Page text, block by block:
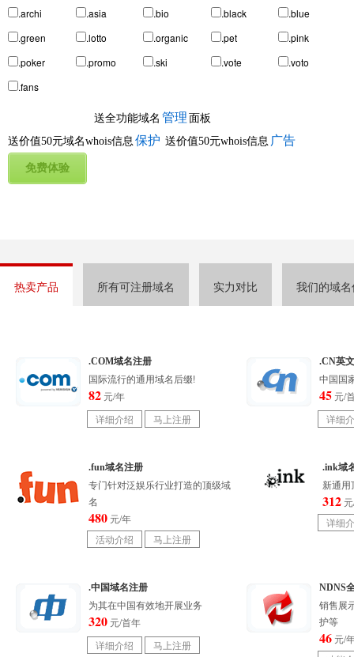
.archi
.asia .bio .black
.blue
.green
.lotto .organic .pet
.pink
.poker
.promo .ski .vote
.voto
.fans
送全功能域名 管理 面板
送价值50元域名whois信息 保护 送价值50元whois信息 广告
热卖产品 所有可注册域名 实力对比 我们的域
.COM域名注册
国际流行的通用域名后缀!
82 元/年
.CN英
中国国
45 元/
.fun域名注册
专门针对泛娱乐行业打造的顶级域
名
480 元/年
.ink域
新通用
312
.中国域名注册
为其在中国有效地开展业务
320 元/首年
NDNS
销售展
护等
46 元/